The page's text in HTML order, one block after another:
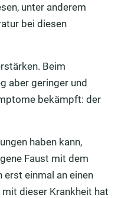
unter anderem
bei diesen
Beim
aber geringer und
bekämpft: der
haben kann,
Faust mit dem
erst einmal an einen
dieser Krankheit hat